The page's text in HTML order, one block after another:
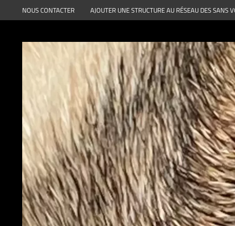
au
NOUS CONTACTER AJOUTER UNE STRUCTURE AU RÉSEAU DES SANS